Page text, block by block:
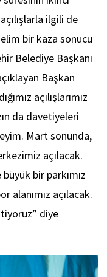
ilgili de
bir kaza sonucu
Belediye Başkanı
Başkan
açılışlarımız
da davetiyeleri
Mart sonunda,
açılacak.
bir parkımız
alanımız açılacak.
diye